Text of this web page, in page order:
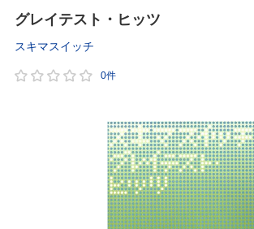
グレイテスト・ヒッツ
スキマスイッチ
0件